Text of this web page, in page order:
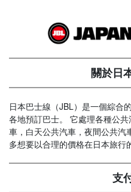
關於日
日本巴士線（JBL）是一個綜合
各地預訂巴士。 它處理各種公
車，白天公共汽車，夜間公共汽
多想要以合理的價格在日本旅行
支